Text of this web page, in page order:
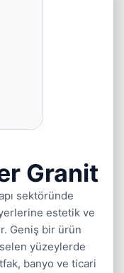
Granit
sektöründe
estetik ve
Geniş bir ürün
yüzeylerde
banyo ve ticari